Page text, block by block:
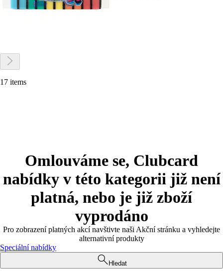
17 items
Omlouváme se, Clubcard
nabídky v této kategorii již není
platná, nebo je již zboží
vyprodáno
Pro zobrazení platných akcí navštivte naši Akční stránku a vyhledejte
alternativní produkty
Speciální nabídky
Hledat